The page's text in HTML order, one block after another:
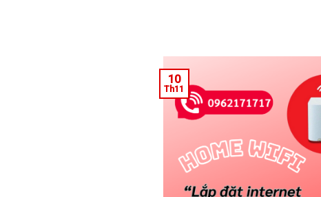
10
Th11